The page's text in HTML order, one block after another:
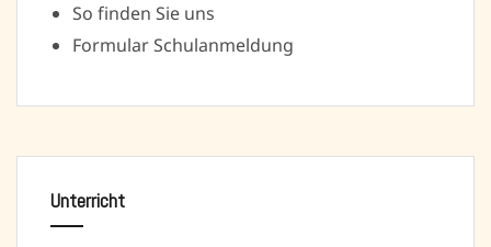
So finden Sie uns
Formular Schulanmeldung
Unterricht